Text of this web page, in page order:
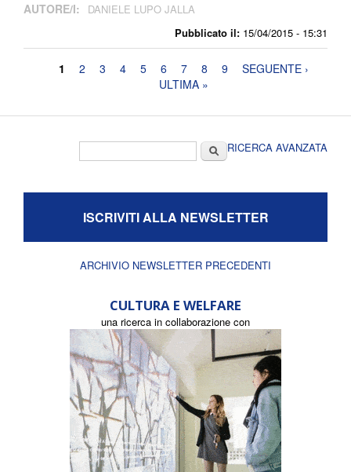
Pubblicato il: 15/04/2015 - 15:31
AUTORE/I: DANIELE LUPO JALLA
Pagine
1 2 3 4 5 6 7 8 9
SEGUENTE ›
ULTIMA »
CercaRICERCA AVANZATA
ISCRIVITI ALLA NEWSLETTER
ARCHIVIO NEWSLETTER PRECEDENTI
CULTURA E WELFARE
una ricerca in collaborazione con